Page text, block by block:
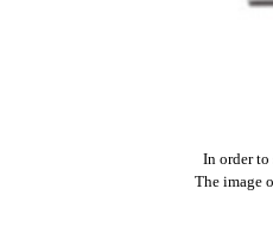
In order
The image